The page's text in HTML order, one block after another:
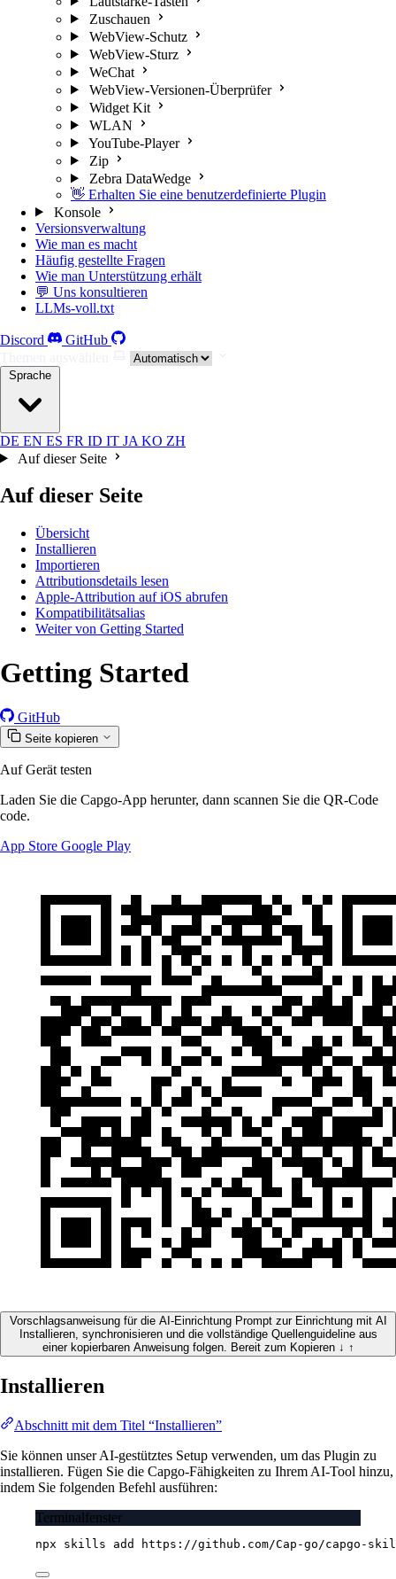
Zuschauen
WebView-Schutz
WebView-Sturz
WeChat
WebView-Versionen-Überprüfer
Widget Kit
WLAN
YouTube-Player
Zip
Zebra DataWedge
👋 Erhalten Sie eine benutzerdefinierte Plugin
Konsole
Versionsverwaltung
Wie man es macht
Häufig gestellte Fragen
Wie man Unterstützung erhält
💬 Uns konsultieren
LLMs-voll.txt
Discord
GitHub
Sprache
DE EN ES FR ID IT JA KO ZH
Auf dieser Seite
Auf dieser Seite
Übersicht
Installieren
Importieren
Attributionsdetails lesen
Apple-Attribution auf iOS abrufen
Kompatibilitätsalias
Weiter von Getting Started
Getting Started
GitHub
Seite kopieren
Auf Gerät testen
Laden Sie die Capgo-App herunter, dann scannen Sie die QR-Code
code.
App Store Google Play
Vorschlagsanweisung für die AI-Einrichtung Prompt zur Einrichtung mit AI
Installieren, synchronisieren und die vollständige Quellenguideline aus
einer kopierbaren Anweisung folgen. Bereit zum Kopieren ↓ ↑
Installieren
Abschnitt mit dem Titel “Installieren”
Sie können unser AI-gestütztes Setup verwenden, um das Plugin zu
installieren. Fügen Sie die Capgo-Fähigkeiten zu Ihrem AI-Tool hinzu,
indem Sie folgenden Befehl ausführen:
Terminalfenster
npx skills add https://github.com/Cap-go/capgo-